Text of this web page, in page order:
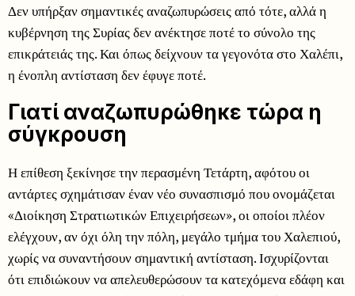
Δεν υπήρξαν σημαντικές αναζωπυρώσεις από τότε, αλλά η
κυβέρνηση της Συρίας δεν ανέκτησε ποτέ το σύνολο της
επικράτειάς της. Και όπως δείχνουν τα γεγονότα στο Χαλέπι,
η ένοπλη αντίσταση δεν έφυγε ποτέ.
Γιατί αναζωπυρώθηκε τώρα η
σύγκρουση
Η επίθεση ξεκίνησε την περασμένη Τετάρτη, αφότου οι
αντάρτες σχημάτισαν έναν νέο συνασπισμό που ονομάζεται
«Διοίκηση Στρατιωτικών Επιχειρήσεων», οι οποίοι πλέον
ελέγχουν, αν όχι όλη την πόλη, μεγάλο τμήμα του Χαλεπιού,
χωρίς να συναντήσουν σημαντική αντίσταση. Ισχυρίζονται
ότι επιδιώκουν να απελευθερώσουν τα κατεχόμενα εδάφη και